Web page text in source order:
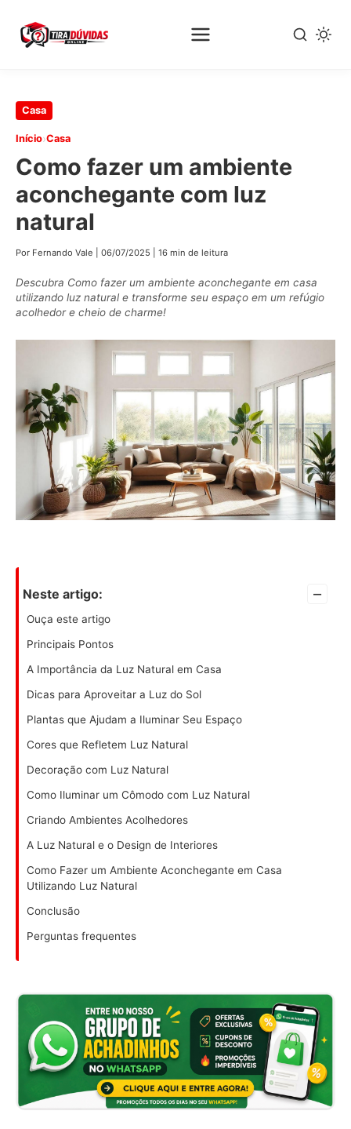
Pular
conteúdo
principal
Casa
Início›Casa
Como fazer um ambiente
aconchegante com luz
natural
Por Fernando Vale 06/07/2025 16 min de leitura
Descubra Como fazer um ambiente aconchegante em casa
utilizando luz natural e transforme seu espaço em um refúgio
acolhedor e cheio de charme!
Neste artigo: –
Ouça este artigo
Principais Pontos
A Importância da Luz Natural em Casa
Dicas para Aproveitar a Luz do Sol
Plantas que Ajudam a Iluminar Seu Espaço
Cores que Refletem Luz Natural
Decoração com Luz Natural
Como Iluminar um Cômodo com Luz Natural
Criando Ambientes Acolhedores
A Luz Natural e o Design de Interiores
Como Fazer um Ambiente Aconchegante em Casa
Utilizando Luz Natural
Conclusão
Perguntas frequentes